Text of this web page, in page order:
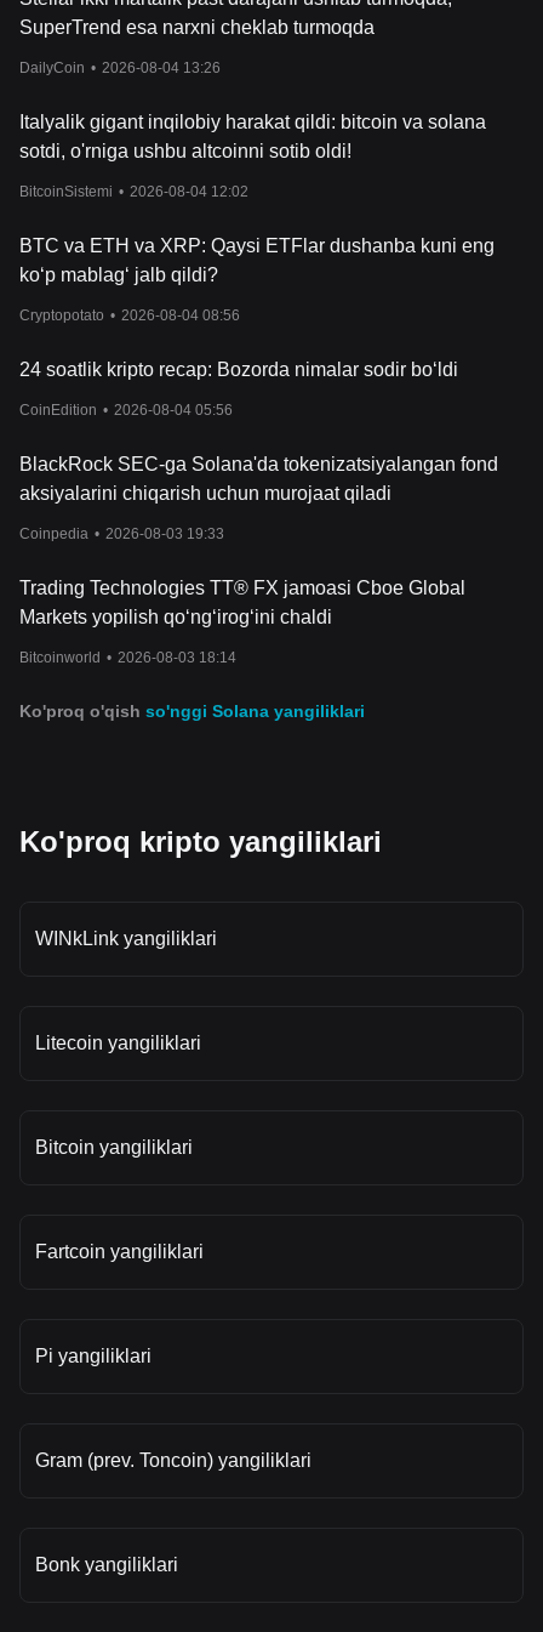
SuperTrend esa narxni cheklab turmoqda
DailyCoin • 2026-08-04 13:26
Italyalik gigant inqilobiy harakat qildi: bitcoin va solana
sotdi, o'rniga ushbu altcoinni sotib oldi!
BitcoinSistemi • 2026-08-04 12:02
BTC va ETH va XRP: Qaysi ETFlar dushanba kuni eng
ko‘p mablag‘ jalb qildi?
Cryptopotato • 2026-08-04 08:56
24 soatlik kripto recap: Bozorda nimalar sodir bo‘ldi
CoinEdition • 2026-08-04 05:56
BlackRock SEC-ga Solana'da tokenizatsiyalangan fond
aksiyalarini chiqarish uchun murojaat qiladi
Coinpedia • 2026-08-03 19:33
Trading Technologies TT® FX jamoasi Cboe Global
Markets yopilish qo‘ng‘irog‘ini chaldi
Bitcoinworld • 2026-08-03 18:14
Ko'proq o'qish so'nggi Solana yangiliklari
Ko'proq kripto yangiliklari
WINkLink yangiliklari
Litecoin yangiliklari
Bitcoin yangiliklari
Fartcoin yangiliklari
Pi yangiliklari
Gram (prev. Toncoin) yangiliklari
Bonk yangiliklari